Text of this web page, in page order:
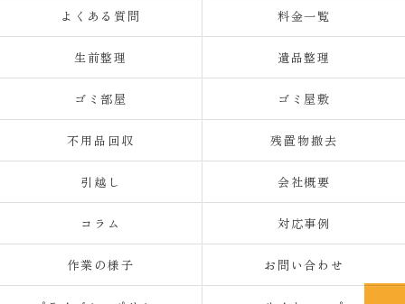
よくある質問 料金一覧
生前整理 遺品整理
ゴミ部屋 ゴミ屋敷
不用品回収 残置物撤去
引越し 会社概要
コラム 対応事例
作業の様子 お問い合わせ